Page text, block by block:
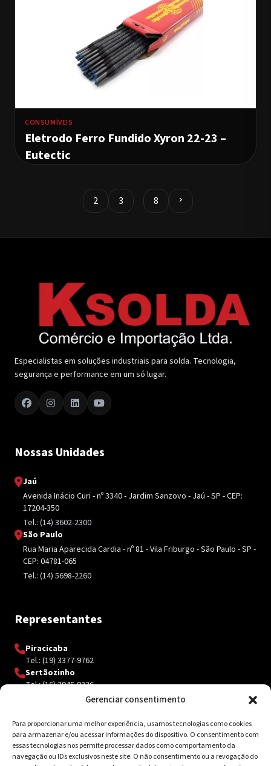
Gerenciar consentimento
Para proporcionar uma melhor experiência, usamos tecnologias como cookies
para armazenar e/ou acessar informações do dispositivo. O consentimento com
essas tecnologias nos permite processar dados como comportamento da
navegação ou IDs exclusivos neste site. O não consentimento ou a revogação do
CONSUMÍVEIS
Eletrodo Ferro Fundido Xyron 22-23 –
Eutectic
1 2 3 8 chevron_right
Especialistas em soluções industriais para solda. Tecnologia,
segurança e performance em um só lugar.
Nossas Unidades
Jaú
Avenida Inácio Curi - nº 3340 - Jardim Sanzovo - Jaú - SP - CEP:
17204-350
Tel.: (14) 3602-2300
São Paulo
Rua Maria Aparecida Cardia - nº 81 - Vila Friburgo - São Paulo - SP -
CEP: 04781-065
Tel.: (14) 5698-2260
Representantes
Piracicaba
Tel.: (19) 3377-9762
Sertãozinho
Tel.: (16) 3945-9326
Contato
Av. Inácio Curi, 3340 Jardim Sanzovo CEP: 17.204-350